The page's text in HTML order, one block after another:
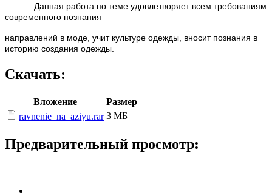
Данная работа по теме удовлетворяет всем требованиям
современного познания
направлений в моде, учит культуре одежды, вносит познания в
историю создания одежды.
Скачать:
Вложение
Размер
ravnenie_na_aziyu.rar 3 МБ
Предварительный просмотр: